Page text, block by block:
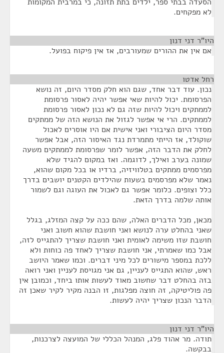
לא מפקחים.
היו"ר דני דנון
אם אין את ההורים שמעורבים, אז אין פיקוח בפועל.
רחל אדטו
נכון. עוד דבר אחד, שגם הוא חלק מסדר היום, זה נושא
הפרסומת. יכול להיות שאי אפשר יהיה לאסור פרסומת
לממתקים ויכול להיות שזה גם לא נכון לאסור פרסומת
לממתקים. הרי אי אפשר לגזול את הנושא הזה של ממתקים
מסדר היום הציבורי ואני אישית אם היו אוסרים לאכול
שוקולד, אז הייתי מתמרדת נגד האיסור הזה, אבל אפשר
לחלק את הדבר הזה, אפשר לומר שפרסומת לממתקים משעה
שמונה בערב ואילך, לדוגמה. ואז במקום להגיד שלא
מפרסמים ממתקים בטלוויזיה, ברדיו או בכל מקום שהוא,
נאמר שלא מפרסמים בשעות שהילדים הקטנים יושבים בדרך
כלל וצופים. כלומר אפשר גם לאכול את העוגה וגם לשמור
אותה שלמה בדרך הזאת.
מכאן, מכל הדברים האלה, שהם ככה על קצה המזלג, בגלל
שאני בהחלט ערה לנושא ואני חושבת שהוא חשוב ואני
חושבת שזו משימה לאומית ואני חושבת שצריך להתגייס לזה,
אבל כמו שאמרתי, אני חושבת שצריך לאחד פה כוחות ולא
ללכת במספר מישורים לכל מיני דברים. וכמו שאמר היושב
ראש, שהוא התגייס לעניין, גם אני מגויסת לעניין ואני רואה
בזה בהחלט דבר שחשוב מאוד לעשות אותו ביחד, וכמובן אין
פה פוליטיקה, זה חוצה מפלגות, זו הבנה מקיר לקיר שאכן זה
הדבר הנכון שצריך יהיה לעשות.
היו"ר דני דנון
תודה. מר אהוד פלג, המנהל הכללי של המועצה לצרכנות,
בבקשה.